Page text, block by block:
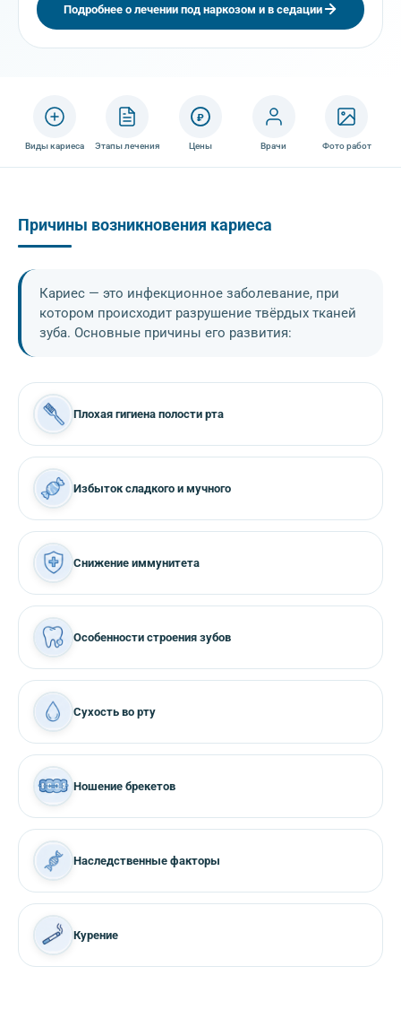
Подробнее о лечении под наркозом и в седации
Виды кариеса Этапы лечения
₽
Цены Врачи Фото работ
Причины возникновения кариеса
Кариес — это инфекционное заболевание, при
котором происходит разрушение твёрдых тканей
зуба. Основные причины его развития:
Плохая гигиена полости рта
Избыток сладкого и мучного
Снижение иммунитета
Особенности строения зубов
Сухость во рту
Ношение брекетов
Наследственные факторы
Курение